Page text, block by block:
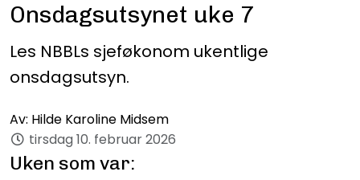
Onsdagsutsynet uke 7
Les NBBLs sjeføkonom ukentlige
onsdagsutsyn.
Av: Hilde Karoline Midsem
tirsdag 10. februar 2026
Uken som var: